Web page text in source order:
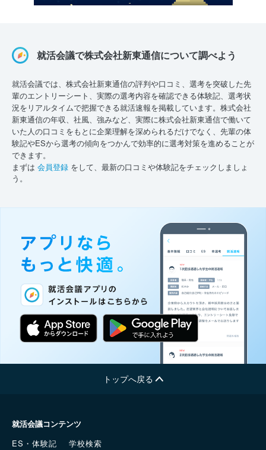
就活会議で株式会社新東通信について調べよう
就活会議では、株式会社新東通信の評判や口コミ、選考を突破した先
輩のエントリーシート、実際の選考内容を確認できる体験記、選考状
況をリアルタイムで把握できる就活速報を掲載しています。株式会社
新東通信の年収、社風、強みなど、実際に株式会社新東通信で働いて
いた人の口コミをもとに企業理解を深められるだけでなく、先輩の体
験記やESから選考の傾向をつかんで効率的に選考対策を進めることが
できます。
まずは 会員登録 をして、最新の口コミや体験記をチェックしましょ
う。
トップへ戻る
就活会議コンテンツ
ES・体験記
学校検索